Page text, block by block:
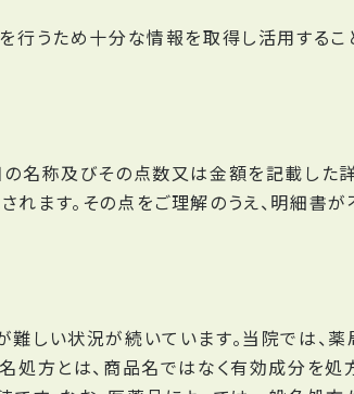
行うため十分な情報を取得し活用するこ
名称及びその点数又は金額を記載した
ます。その点をご理解のうえ、明細書
しい状況が続いています。当院では、
処方とは、商品名ではなく有効成分を